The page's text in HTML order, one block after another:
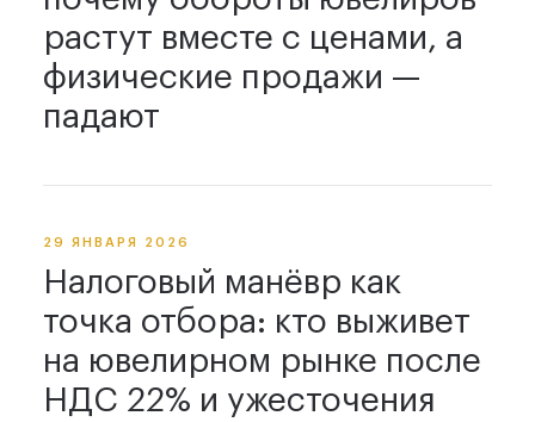
растут вместе с ценами, а
физические продажи —
падают
29 ЯНВАРЯ 2026
Налоговый манёвр как
точка отбора: кто выживет
на ювелирном рынке после
НДС 22% и ужесточения